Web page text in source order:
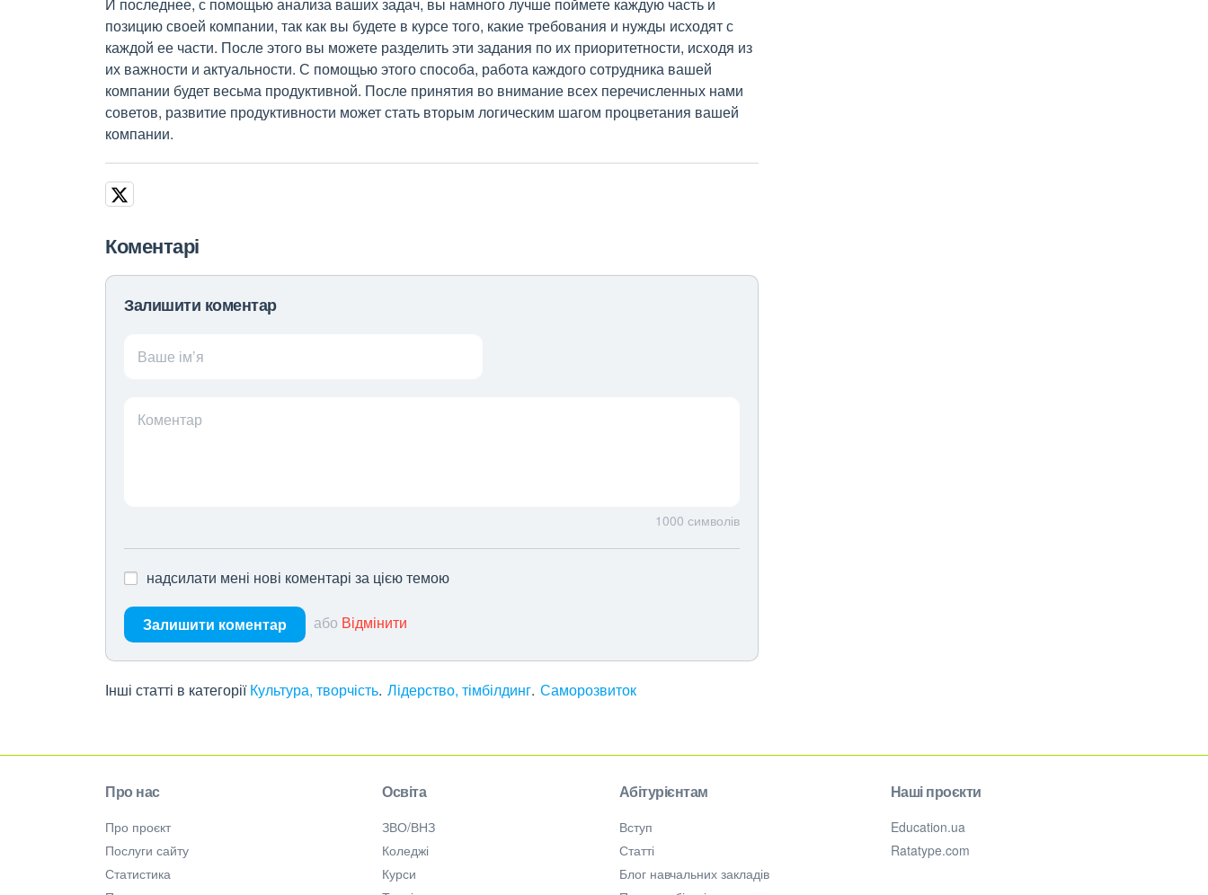
позицию своей компании, так как вы будете в курсе того, какие требования и нужды исходят с
каждой ее части. После этого вы можете разделить эти задания по их приоритетности, исходя из
их важности и актуальности. С помощью этого способа, работа каждого сотрудника вашей
компании будет весьма продуктивной. После принятия во внимание всех перечисленных нами
советов, развитие продуктивности может стать вторым логическим шагом процветания вашей
компании.
Коментарі
Залишити коментар
Ваше ім’я
Коментар
1000 символів
надсилати мені нові коментарі за цією темою
Залишити коментар або Відмінити
Інші статті в категорії Культура, творчість Лідерство, тімбілдинг Саморозвиток
Про нас
Про проєкт
Послуги сайту
Статистика
Освіта
ЗВО/ВНЗ
Коледжі
Курси
Абітурієнтам
Вступ
Статті
Блог навчальних закладів
Наші проєкти
Education.ua
Ratatype.com